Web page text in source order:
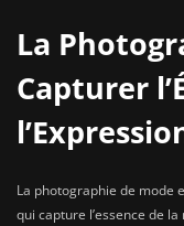
La
Capturer
La photographie de mode
qui capture l’essence de